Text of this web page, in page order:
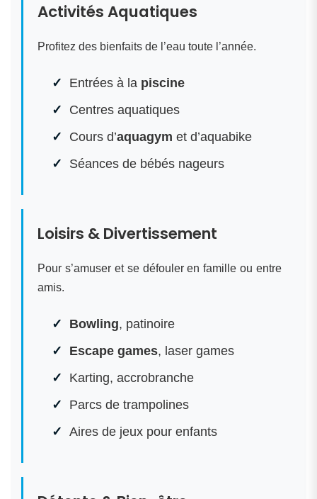
Activités Aquatiques
Profitez des bienfaits de l’eau toute l’année.
Entrées à la piscine
Centres aquatiques
Cours d’aquagym et d’aquabike
Séances de bébés nageurs
Loisirs & Divertissement
Pour s’amuser et se défouler en famille ou entre
amis.
Bowling, patinoire
Escape games, laser games
Karting, accrobranche
Parcs de trampolines
Aires de jeux pour enfants